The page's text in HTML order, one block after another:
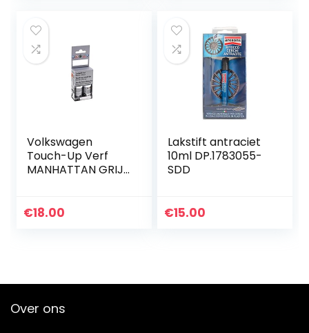
Volkswagen
Touch-Up Verf
MANHATTAN GRIJS
€18.00
Lakstift antraciet
10ml DP.1783055-
SDD
€15.00
Over ons